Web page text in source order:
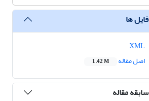
فایل ها
اصل مقاله
1.42 M
سابقه مقاله